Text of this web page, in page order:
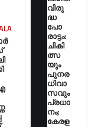
വിരു
ദ്ധ
പോ
രാട്ടം:
ചികി
ത്സ
യും
പുനര
ധിവാ
സവും
പ്രധാ
നം;
കേരള